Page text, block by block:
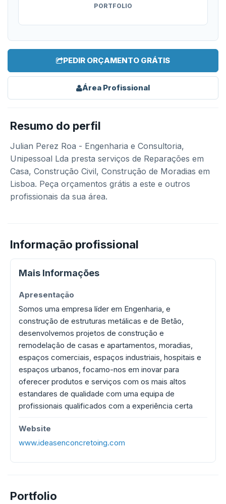
PORTFOLIO
PEDIR ORÇAMENTO GRÁTIS
Área Profissional
Resumo do perfil
Julian Perez Roa - Engenharia e Consultoria,
Unipessoal Lda presta serviços de Reparações em
Casa, Construção Civil, Construção de Moradias em
Lisboa. Peça orçamentos grátis a este e outros
profissionais da sua área.
Informação profissional
Mais Informações
Apresentação
Somos uma empresa líder em Engenharia, e
construção de estruturas metálicas e de Betão,
desenvolvemos projetos de construção e
remodelação de casas e apartamentos, moradias,
espaços comerciais, espaços industriais, hospitais e
espaços urbanos, focamo-nos em inovar para
oferecer produtos e serviços com os mais altos
estandares de qualidade com uma equipa de
profissionais qualificados com a experiência certa
Website
www.ideasenconcretoing.com
Portfolio